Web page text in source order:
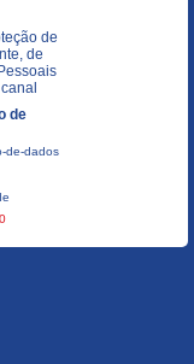
de
de
de
de-dados